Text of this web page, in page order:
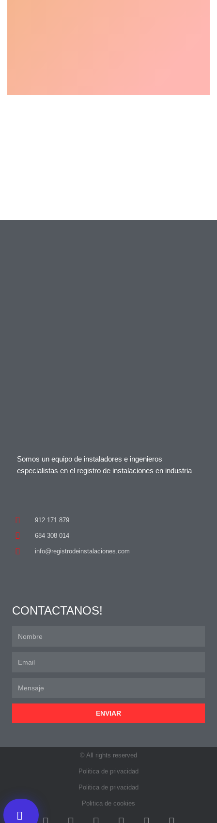
Somos un equipo de instaladores e ingenieros
especialistas en el registro de instalaciones en industria
912 171 879
684 308 014
info@registrodeinstalaciones.com
CONTACTANOS!
ENVIAR
© All rights reserved
Politica de privacidad
Politica de privacidad
Politica de cookies